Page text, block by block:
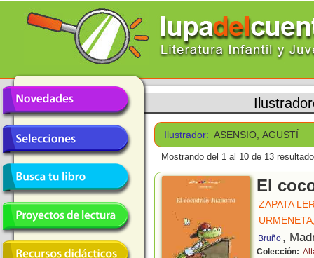
Ilustrador: ASENSIO, AGUSTÍ
Mostrando del 1 al 10 de 13
El
ZAPATA
Bruño ,
Colección: